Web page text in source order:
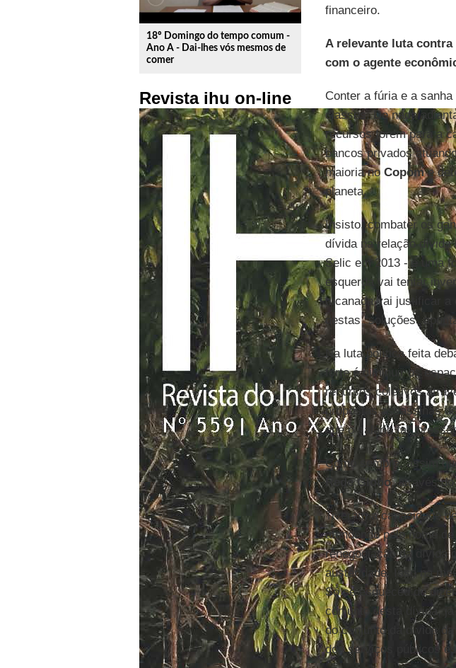
18º Domingo do tempo comum -
Ano A - Dai-lhes vós mesmos de
comer
Revista ihu on-line
financeiro.
A relevante luta
com o agente
Conter a fúria e a
classes. De nada
recursos forem para a
bancos privados
maioria no Copome
planeta.
Insisto, combater os
dívida na relação dívida
Selic em 2013 - é uma
esquerda vai tentar
tucanada vai justificar a
destas “soluções”
Na luta política feita
forte é diminuir os
recursos coletivos
propostas assassinas
que o salário faz
Como sempre, assim
Rede Globo, através
Tiveram a capacidade
atendendo pelo nome de
renegociação da dívida
austeridade. Isso na
Só se esqueceu de
conjunto desta dívida,
do conjunto da dívida
dos serviços públicos